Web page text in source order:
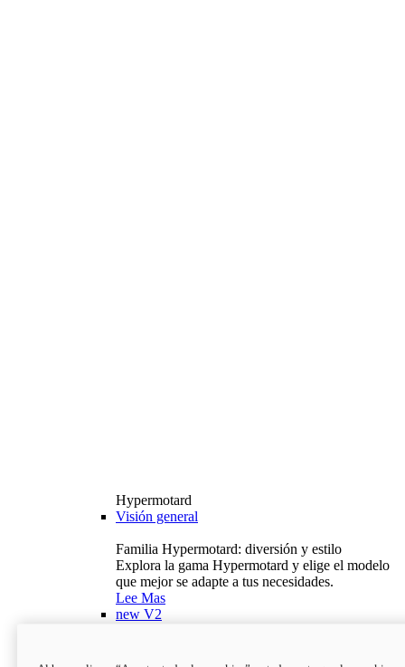
Hypermotard
Visión general
Familia Hypermotard: diversión y estilo
Explora la gama Hypermotard y elige el modelo
que mejor se adapte a tus necesidades.
Lee Mas
new V2
120,4 hp
Potencia